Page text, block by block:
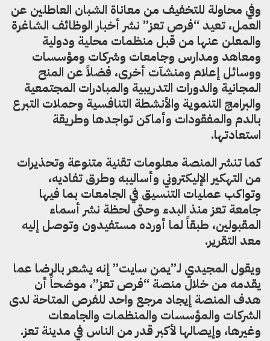
وفي محاولة للتخفيف من معاناة الشبان العاطلين عن
العمل، تعيد “فرص تعز” نشر أخبار الوظائف الشاغرة
والمعلن عنها من قبل منظمات محلية ودولية
ومعاهد ومدارس وجامعات وشركات ومؤسسات
ووسائل إعلام ومنشآت أخرى، فضلاً عن المنح
المجانية والدورات التدريبية والمبادرات المجتمعية
والبرامج التنموية والأنشطة التنافسية وحملات التبرع
بالدم والمفقودات وأماكن تواجدها وطريقة
استعادتها.
كما تنشر المنصة معلومات تقنية متنوعة وتحذيرات
من التهكير الإليكتروني وأساليبه وطرق تفاديه،
وتواكب عمليات التنسيق في الجامعات بما فيها
جامعة تعز منذ البدء وحتى لحظة نشر أسماء
المقبولين، طبقاً لما أورده مستفيدون وتوصل إليه
معد التقرير.
ويقول المجيدي لـ”يمن سايت” إنه يشعر بالرضا عما
يقدمه من خلال منصة “فرص تعز”، موضحاً أن
هدف المنصة إيجاد مرجع واحد للفرص المتاحة لدى
الشركات والمؤسسات والمنظمات والجامعات
وغيرها، وإيصالها لأكبر قدر من الناس في مدينة تعز.